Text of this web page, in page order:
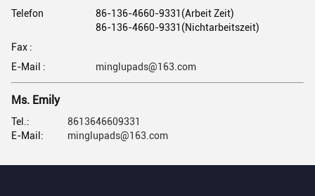
Telefon
86-136-4660-9331(Arbeit Zeit)
86-136-4660-9331(Nichtarbeitszeit)
Fax :
E-Mail :
minglupads@163.com
Ms. Emily
Tel.:
8613646609331
E-Mail:
minglupads@163.com